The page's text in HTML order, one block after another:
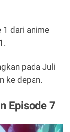
1 dari anime
pada Juli
ke depan.
Episode 7